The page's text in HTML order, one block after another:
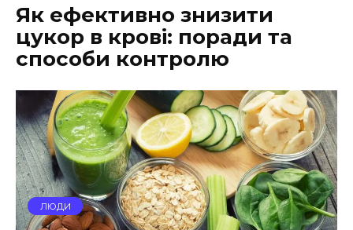
Як ефективно знизити
цукор в крові: поради та
способи контролю
ЛЮДИ